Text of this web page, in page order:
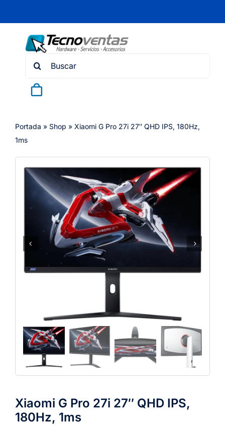
content
Search
Portada » Shop » Xiaomi G Pro 27i 27″ QHD IPS, 180Hz,
1ms
Xiaomi G Pro 27i 27″ QHD IPS,
180Hz, 1ms